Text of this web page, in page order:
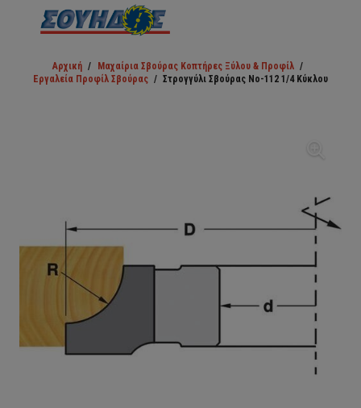
Αρχική / Μαχαίρια Σβούρας Κοπτήρες Ξύλου & Προφίλ /
Εργαλεία Προφίλ Σβούρας / Στρογγύλι Σβούρας Νο-112 1/4 Κύκλου